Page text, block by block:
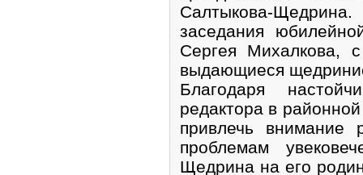
Салтыкова-
заседания
Сергея Михалкова,
выдающиеся
Благодаря
редактора в
привлечь внимание
проблемам
Щедрина на его